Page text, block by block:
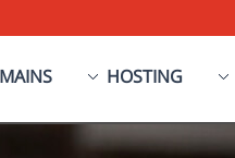
HOSTING